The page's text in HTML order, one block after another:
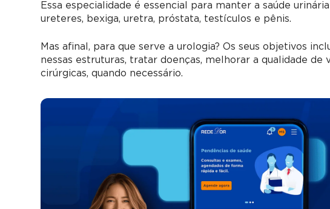
Essa especialidade é essencial para manter a saúde
ureteres, bexiga, uretra, próstata, testículos e pênis.
Mas afinal, para que serve a urologia? Os seus objetivos
nessas estruturas, tratar doenças, melhorar a qualidade
cirúrgicas, quando necessário.